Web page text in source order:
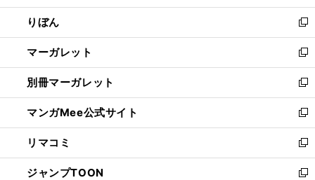
開
く
ウ
で
開
く
ン
ド
ウ
で
開
く
ウ
ィ
ン
ド
ウ
で
開
く
りぼん
新
し
い
ウ
ィ
ン
ド
ウ
で
開
く
マーガレット
新
し
い
ウ
ィ
ン
ド
ウ
で
別冊マーガレット
新
し
い
ウ
ィ
ン
ド
マンガMee公式サイト
新
し
い
ウ
ィ
リマコミ
新
し
い
ジャンプTOON
新